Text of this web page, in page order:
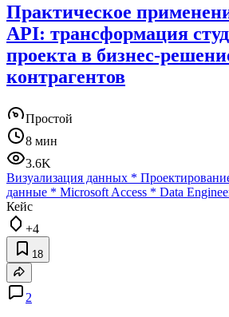
Практическое
API: трансформация
проекта в бизнес-
контрагентов
Простой
8 мин
3.6K
Визуализация данных *
данные * Microsoft Access * Data
Кейс
+4
18
2